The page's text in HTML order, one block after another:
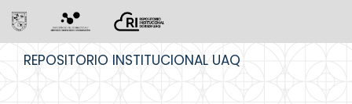
REPOSITORIO INSTITUCIONAL UAQ